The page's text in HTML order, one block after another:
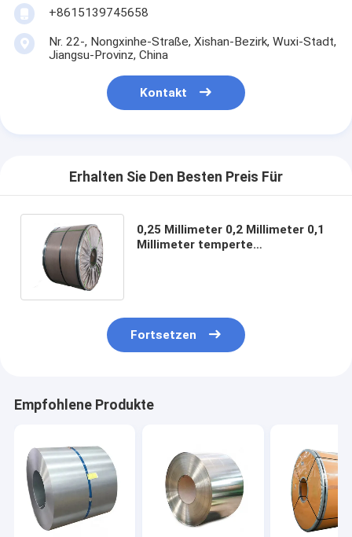
+8615139745658
Nr. 22-, Nongxinhe-Straße, Xishan-Bezirk, Wuxi-Stadt,
Jiangsu-Provinz, China
Kontakt
Erhalten Sie Den Besten Preis Für
0,25 Millimeter 0,2 Millimeter 0,1
Millimeter temperte
Fortsetzen
Empfohlene Produkte